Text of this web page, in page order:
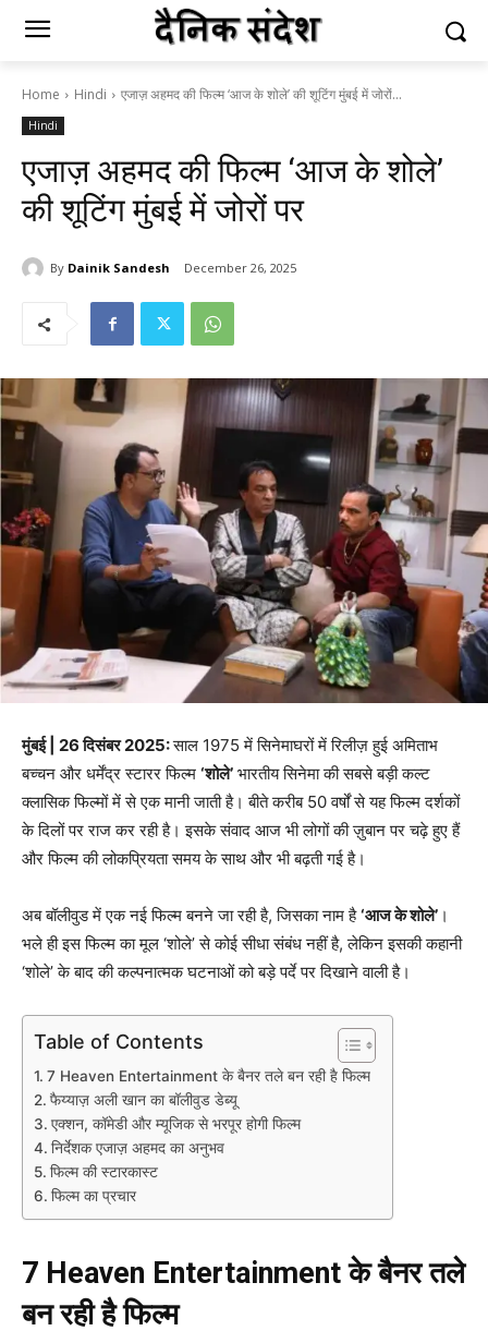
Home Hindi एजाज़ अहमद की फिल्म ‘आज के शोले’ की शूटिंग मुंबई में जोरों...
Hindi
एजाज़ अहमद की फिल्म ‘आज के शोले’
की शूटिंग मुंबई में जोरों पर
By Dainik Sandesh December 26, 2025
मुंबई | 26 दिसंबर 2025:साल 1975 में सिनेमाघरों में रिलीज़ हुई अमिताभ
बच्चन और धर्मेंद्र स्टारर फिल्म ‘शोले’ भारतीय सिनेमा की सबसे बड़ी कल्ट
क्लासिक फिल्मों में से एक मानी जाती है। बीते करीब 50 वर्षों से यह फिल्म दर्शकों
के दिलों पर राज कर रही है। इसके संवाद आज भी लोगों की ज़ुबान पर चढ़े हुए हैं
और फिल्म की लोकप्रियता समय के साथ और भी बढ़ती गई है।
अब बॉलीवुड में एक नई फिल्म बनने जा रही है, जिसका नाम है‘आज के शोले’ ।
भले ही इस फिल्म का मूल ‘शोले’ से कोई सीधा संबंध नहीं है, लेकिन इसकी कहानी
‘शोले’ के बाद की कल्पनात्मक घटनाओं को बड़े पर्दे पर दिखाने वाली है।
Table of Contents
7 Heaven Entertainment के बैनर तले बन रही है फिल्म
फैय्याज़ अली खान का बॉलीवुड डेब्यू
एक्शन, कॉमेडी और म्यूजिक से भरपूर होगी फिल्म
निर्देशक एजाज़ अहमद का अनुभव
फिल्म की स्टारकास्ट
फिल्म का प्रचार
7 Heaven Entertainment के बैनर तले
बन रही है फिल्म